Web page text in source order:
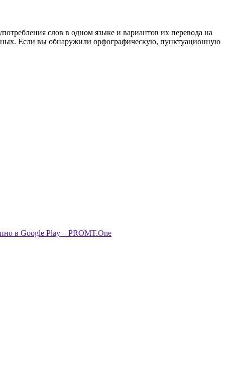
слов в одном языке и вариантов их перевода на
Если вы обнаружили орфографическую, пунктуационную